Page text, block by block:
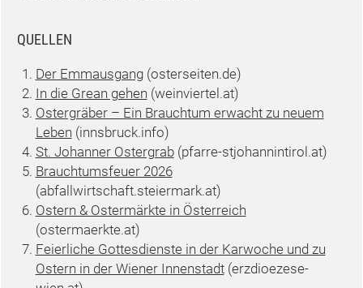
QUELLEN
Der Emmausgang(osterseiten.de)
In die Grean gehen (weinviertel.at)
Ostergräber – Ein Brauchtum erwacht zu neuem
Leben (innsbruck.info)
St. Johanner Ostergrab(pfarre-stjohannintirol.at)
Brauchtumsfeuer 2026
(abfallwirtschaft.steiermark.at)
Ostern & Ostermärkte in Österreich
(ostermaerkte.at)
Feierliche Gottesdienste in der Karwoche und zu
Ostern in der Wiener Innenstadt(erzdioezese-